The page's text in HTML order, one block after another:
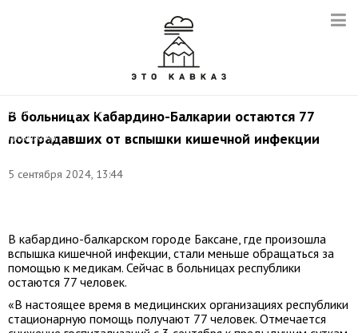
В больницах Кабардино-Балкарии остаются 77
пострадавших от вспышки кишечной инфекции
5 сентября 2024, 13:44
госпитализированными
с
признаками
отравления.
с
В кабардино-балкарском городе Баксане, где произошла
вспышка кишечной инфекции, стали меньше обращаться за
помощью к медикам. Сейчас в больницах республики
остаются 77 человек.
«В настоящее время в медицинских организациях республики
стационарную помощь получают 77 человек. Отмечается